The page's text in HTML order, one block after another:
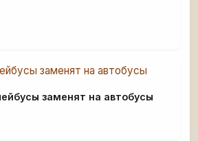
заменят на автобусы